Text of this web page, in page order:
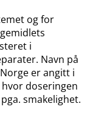
og for
i
Navn på
er angitt i
doseringen
smakelighet.